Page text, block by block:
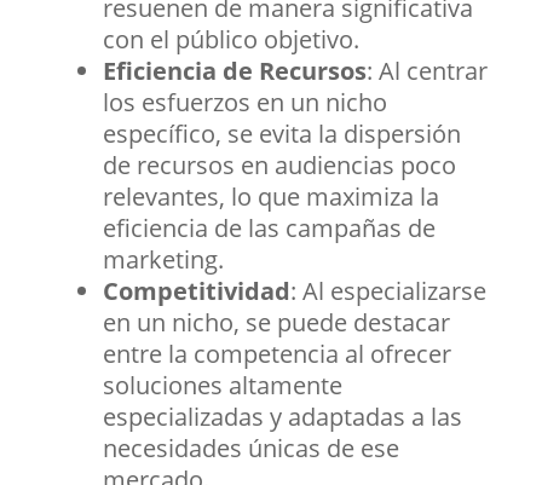
resuenen de manera significativa
con el público objetivo.
Eficiencia de Recursos: Al centrar
los esfuerzos en un nicho
específico, se evita la dispersión
de recursos en audiencias poco
relevantes, lo que maximiza la
eficiencia de las campañas de
marketing.
Competitividad: Al especializarse
en un nicho, se puede destacar
entre la competencia al ofrecer
soluciones altamente
especializadas y adaptadas a las
necesidades únicas de ese